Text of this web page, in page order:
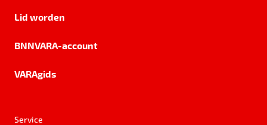
Lid worden
BNNVARA-account
VARAgids
Service